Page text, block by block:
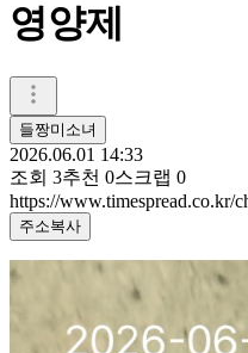
영양제
들짱미소녀
2026.06.01 14:33
조회 3추천 0스크랩 0
https://www.timespread.co.kr/
주소복사